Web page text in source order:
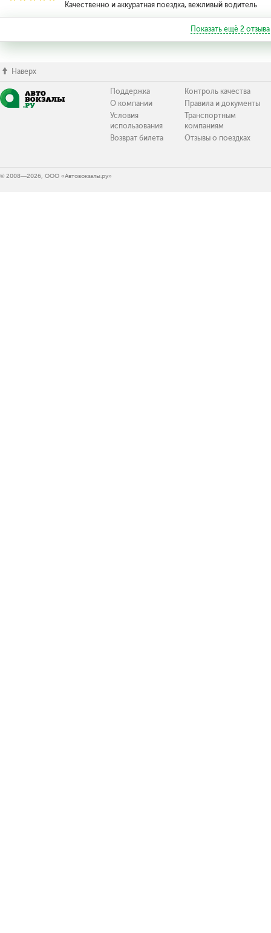
Качественно и аккуратная поездка, вежливый водитель
Показать ещё 2отзыва
Наверх
Поддержка
О компании
Условия
использования
Возврат билета
Контроль качества
Правила и документы
Транспортным
компаниям
Отзывы о поездках
© 2008—2026, ООО «Автовокзалы.ру»